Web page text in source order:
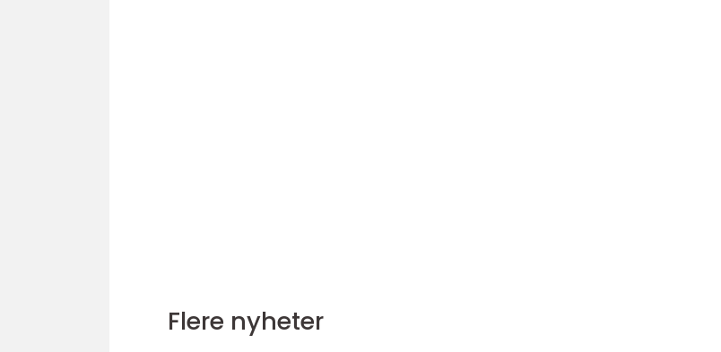
Flere nyheter